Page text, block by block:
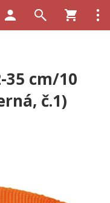
35 cm/10
č.1)